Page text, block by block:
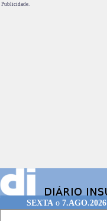
Publicidade.
SEXTA o 7.AGO.2026